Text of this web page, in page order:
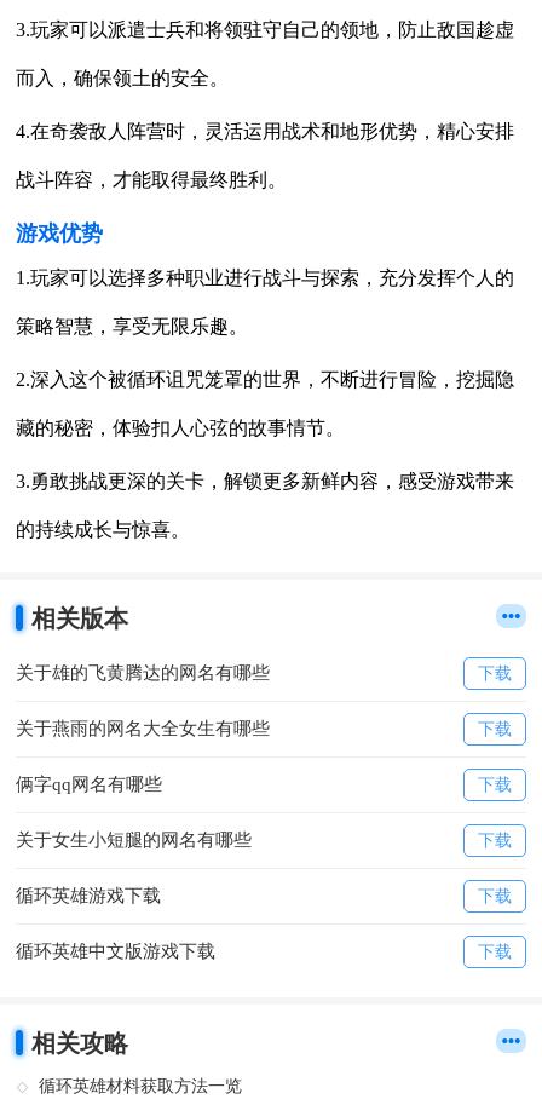
3.玩家可以派遣士兵和将领驻守自己的领地，防止敌国趁虚
而入，确保领土的安全。
4.在奇袭敌人阵营时，灵活运用战术和地形优势，精心安排
战斗阵容，才能取得最终胜利。
游戏优势
1.玩家可以选择多种职业进行战斗与探索，充分发挥个人的
策略智慧，享受无限乐趣。
2.深入这个被循环诅咒笼罩的世界，不断进行冒险，挖掘隐
藏的秘密，体验扣人心弦的故事情节。
3.勇敢挑战更深的关卡，解锁更多新鲜内容，感受游戏带来
的持续成长与惊喜。
相关版本
关于雄的飞黄腾达的网名有哪些 下载
关于燕雨的网名大全女生有哪些 下载
俩字qq网名有哪些 下载
关于女生小短腿的网名有哪些 下载
循环英雄游戏下载 下载
循环英雄中文版游戏下载 下载
相关攻略
循环英雄材料获取方法一览